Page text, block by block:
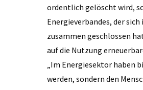
ordentlich gelöscht wird,
Energieverbandes, der
zusammen geschlossen
auf die Nutzung
„Im Energiesektor haben
werden, sondern den